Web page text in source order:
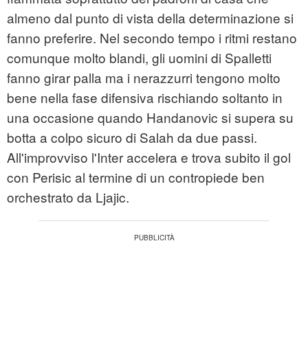
almeno dal punto di vista della determinazione si
fanno preferire. Nel secondo tempo i ritmi restano
comunque molto blandi, gli uomini di Spalletti
fanno girar palla ma i nerazzurri tengono molto
bene nella fase difensiva rischiando soltanto in
una occasione quando Handanovic si supera su
botta a colpo sicuro di Salah da due passi.
All'improvviso l'Inter accelera e trova subito il gol
con Perisic al termine di un contropiede ben
orchestrato da Ljajic.